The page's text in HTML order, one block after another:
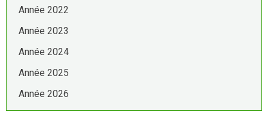
Année 2022
Année 2023
Année 2024
Année 2025
Année 2026